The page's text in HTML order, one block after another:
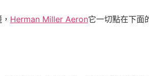
Herman Miller Aeron它一切點在下面